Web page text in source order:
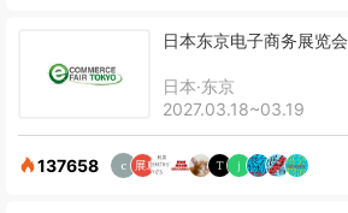
日本东京电子商务展览会
日本·东京
2027.03.18~03.19
137658